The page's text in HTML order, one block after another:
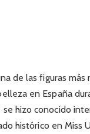
de las figuras más
en España
se hizo conocido
histórico en Miss